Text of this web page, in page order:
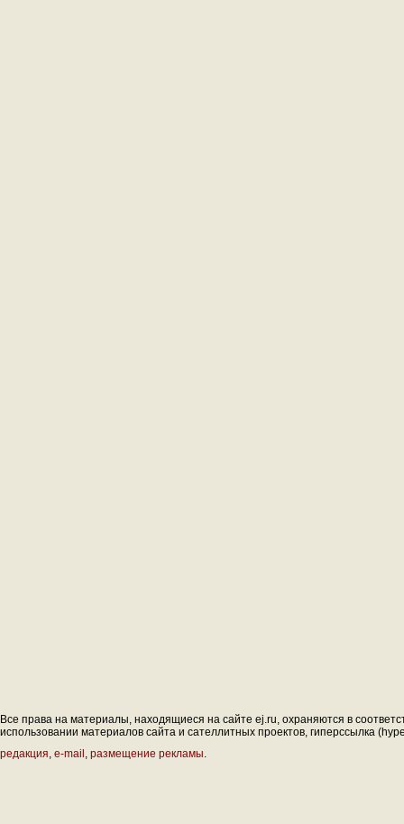
Все права на материалы, находящиеся на сайте ej.ru, охраняются в
использовании материалов сайта и сателлитных проектов, гиперссылка
редакция, e-mail , размещение рекламы.